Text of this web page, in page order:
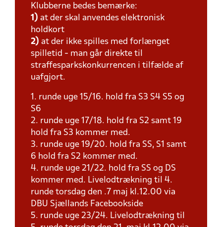
Klubberne bedes bemærke:
1) at der skal anvendes elektronisk
holdkort
2) at der ikke spilles med forlænget
spilletid - man går direkte til
straffesparkskonkurrencen i tilfælde af
uafgjort.
1. runde uge 15/16. hold fra S3 S4 S5 og
S6
2. runde uge 17/18. hold fra S2 samt 19
hold fra S3 kommer med.
3. runde uge 19/20. hold fra SS, S1 samt
6 hold fra S2 kommer med.
4. runde uge 21/22. hold fra SS og DS
kommer med. Livelodtrækning til 4.
runde torsdag den .7 maj kl.12.00 via
DBU Sjællands Facebookside
5. runde uge 23/24. Livelodtrækning til